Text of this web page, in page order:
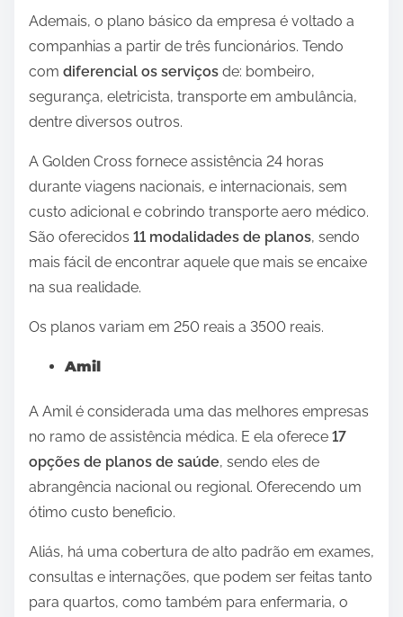
Ademais, o plano básico da empresa é voltado a
companhias a partir de três funcionários. Tendo
com diferencial os serviços de: bombeiro,
segurança, eletricista, transporte em ambulância,
dentre diversos outros.
A Golden Cross fornece assistência 24 horas
durante viagens nacionais, e internacionais, sem
custo adicional e cobrindo transporte aero médico.
São oferecidos 11 modalidades de planos, sendo
mais fácil de encontrar aquele que mais se encaixe
na sua realidade.
Os planos variam em 250 reais a 3500 reais.
Amil
A Amil é considerada uma das melhores empresas
no ramo de assistência médica. E ela oferece 17
opções de planos de saúde, sendo eles de
abrangência nacional ou regional. Oferecendo um
ótimo custo beneficio.
Aliás, há uma cobertura de alto padrão em exames,
consultas e internações, que podem ser feitas tanto
para quartos, como também para enfermaria, o